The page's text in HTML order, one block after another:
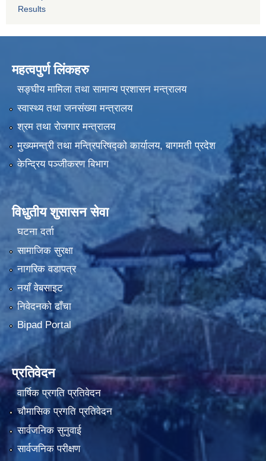
Results
महत्वपुर्ण लिंकहरु
सङ्घीय मामिला तथा सामान्य प्रशासन मन्त्रालय
स्वास्थ्य तथा जनसंख्या मन्त्रालय
श्रम तथा रोजगार मन्त्रालय
मुख्यमन्त्री तथा मन्त्रिपरिषद्को कार्यालय, बागमती प्रदेश
केन्द्रिय पञ्जीकरण बिभाग
विधुतीय शुसासन सेवा
घटना दर्ता
सामाजिक सुरक्षा
नागरिक वडापत्र
नयाँ वेबसाइट
निवेदनको ढाँचा
Bipad Portal
प्रतिवेदन
वार्षिक प्रगति प्रतिवेदन
चौमासिक प्रगति प्रतिवेदन
सार्वजनिक सुनुवाई
सार्वजनिक परीक्षण